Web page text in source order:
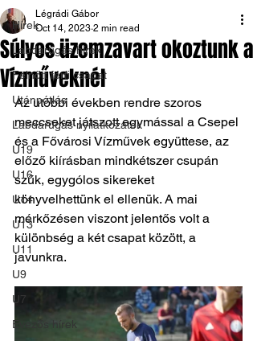
Hírek
Labdarúgás hírek
Felnőtt férfi csapat
Utánpótlás
Labdarúgás nyilatkozatok
U19
U16
U14
U13
U11
U9
U7
Evezős hírek
Súlyos üzemzavart okoztunk a
Vízműveknél
Légrádi Gábor
Oct 14, 2023 2 min read
Az utóbbi években rendre szoros
meccseket játszott egymással a Csepel
és a Fővárosi Vízművek együttese, az
előző kiírásban mindkétszer csupán
szűk, egygólos sikereket
könyvelhettünk el ellenük. A mai
mérkőzésen viszont jelentős volt a
különbség a két csapat között, a
javunkra.